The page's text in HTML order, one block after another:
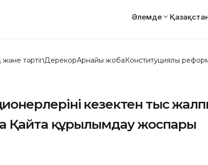
Әлемде
тәртіпДерекқорАрнайы жобаКонституциялық
кезектен тыс
Қайта құрылымдау жоспары